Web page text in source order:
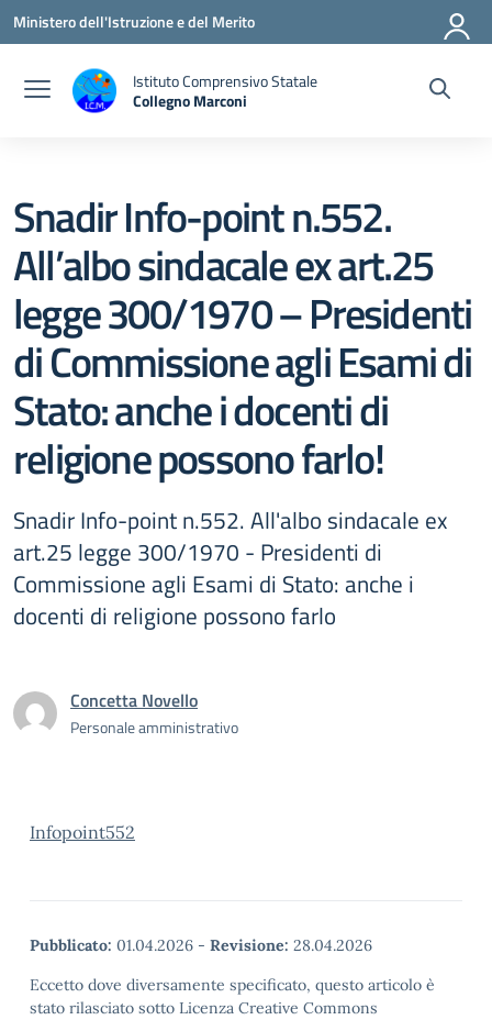
Vai ai contenuti
Vai al menu di navigazione
Vai al footer
Ministero dell'Istruzione e del Merito
Istituto Comprensivo Statale
Collegno Marconi
Snadir Info-point n.552.
All’albo sindacale ex art.25
legge 300/1970 – Presidenti
di Commissione agli Esami di
Stato: anche i docenti di
religione possono farlo!
Snadir Info-point n.552. All'albo sindacale ex
art.25 legge 300/1970 - Presidenti di
Commissione agli Esami di Stato: anche i
docenti di religione possono farlo
Concetta Novello
Personale amministrativo
Infopoint552
Pubblicato: 01.04.2026 - Revisione: 28.04.2026
Eccetto dove diversamente specificato, questo articolo è
stato rilasciato sotto Licenza Creative Commons